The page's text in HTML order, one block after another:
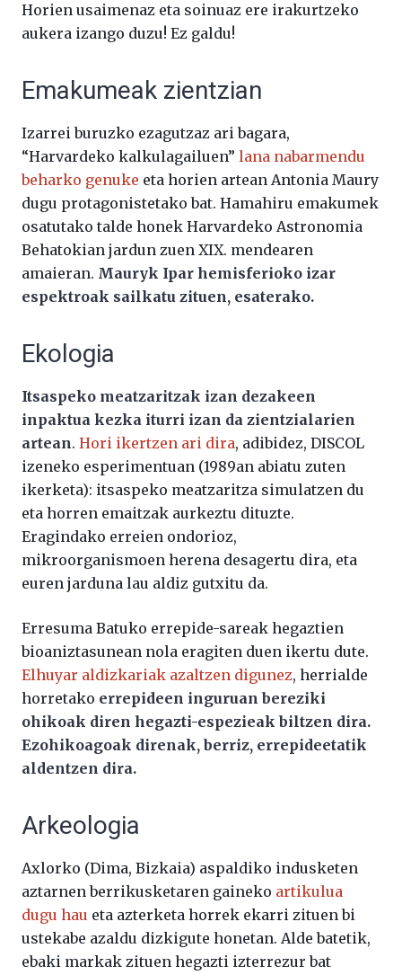
Horien usaimenaz eta soinuaz ere irakurtzeko
aukera izango duzu! Ez galdu!
Emakumeak zientzian
Izarrei buruzko ezagutzaz ari bagara,
“Harvardeko kalkulagailuen” lana nabarmendu
beharko genuke eta horien artean Antonia Maury
dugu protagonistetako bat. Hamahiru emakumek
osatutako talde honek Harvardeko Astronomia
Behatokian jardun zuen XIX. mendearen
amaieran. Mauryk Ipar hemisferioko izar
espektroak sailkatu zituen, esaterako.
Ekologia
Itsaspeko meatzaritzak izan dezakeen
inpaktua kezka iturri izan da zientzialarien
artean. Hori ikertzen ari dira, adibidez, DISCOL
izeneko esperimentuan (1989an abiatu zuten
ikerketa): itsaspeko meatzaritza simulatzen du
eta horren emaitzak aurkeztu dituzte.
Eragindako erreien ondorioz,
mikroorganismoen herena desagertu dira, eta
euren jarduna lau aldiz gutxitu da.
Erresuma Batuko errepide-sareak hegaztien
bioaniztasunean nola eragiten duen ikertu dute.
Elhuyar aldizkariak azaltzen digunez, herrialde
horretako errepideen inguruan bereziki
ohikoak diren hegazti-espezieak biltzen dira.
Ezohikoagoak direnak, berriz, errepideetatik
aldentzen dira.
Arkeologia
Axlorko (Dima, Bizkaia) aspaldiko indusketen
aztarnen berrikusketaren gaineko artikulua
dugu hau eta azterketa horrek ekarri zituen bi
ustekabe azaldu dizkigute honetan. Alde batetik,
ebaki markak zituen hegazti izterrezur bat